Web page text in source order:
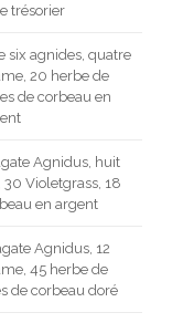
trésorier
six agnides, quatre
20 herbe de
de corbeau en
Agnidus, huit
Violetgrass, 18
en argent
Agnidus, 12
45 herbe de
de corbeau doré